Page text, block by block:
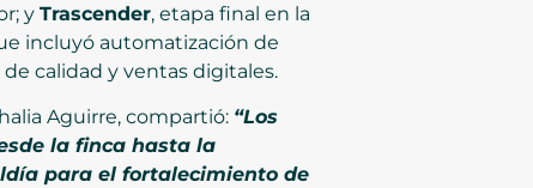
y Trascender, etapa final en la
incluyó automatización de
calidad y ventas digitales.
Aguirre, compartió: “Los
la finca hasta la
para el fortalecimiento de